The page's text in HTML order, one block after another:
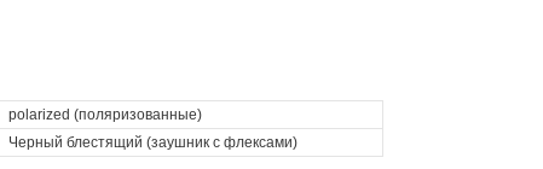
polarized (поляризованные)
Черный блестящий (заушник с флексами)